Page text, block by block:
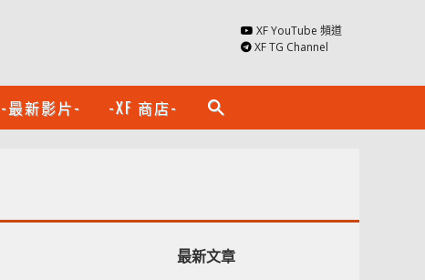
XF YouTube 頻道
XF TG Channel
-最新影片- -XF 商店- search
最新文章